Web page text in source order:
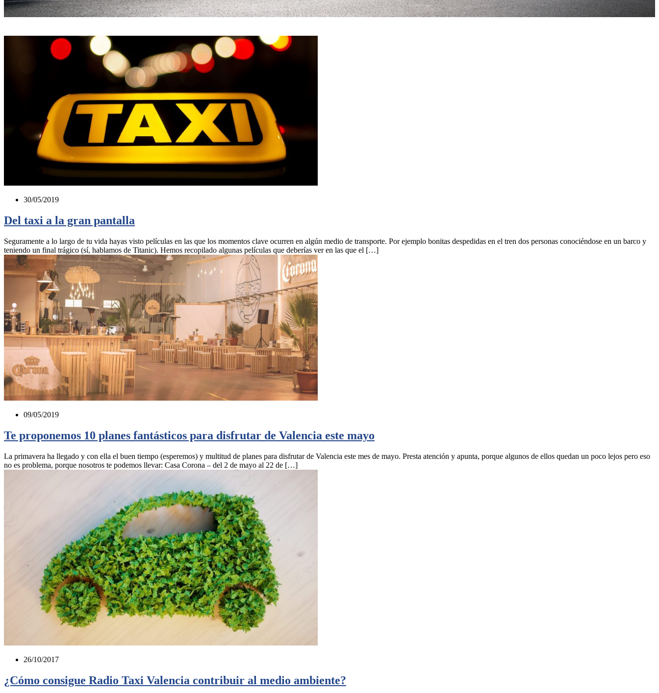
30/05/2019
Del taxi a la gran pantalla
Seguramente a lo largo de tu vida hayas visto películas en las que los momentos clave ocurren en algún medio de transporte. Por ejemplo bonitas despedidas en el tren dos personas conociéndose en un barco y
teniendo un final trágico (sí, hablamos de Titanic). Hemos recopilado algunas películas que deberías ver en las que el […]
09/05/2019
Te proponemos 10 planes fantásticos para disfrutar de Valencia este mayo
La primavera ha llegado y con ella el buen tiempo (esperemos) y multitud de planes para disfrutar de Valencia este mes de mayo. Presta atención y apunta, porque algunos de ellos quedan un poco lejos pero eso
no es problema, porque nosotros te podemos llevar: Casa Corona – del 2 de mayo al 22 de […]
26/10/2017
¿Cómo consigue Radio Taxi Valencia contribuir al medio ambiente?